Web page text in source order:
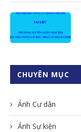
CHUYÊN MỤC
Ảnh Cư dân
Ảnh Sự kiện